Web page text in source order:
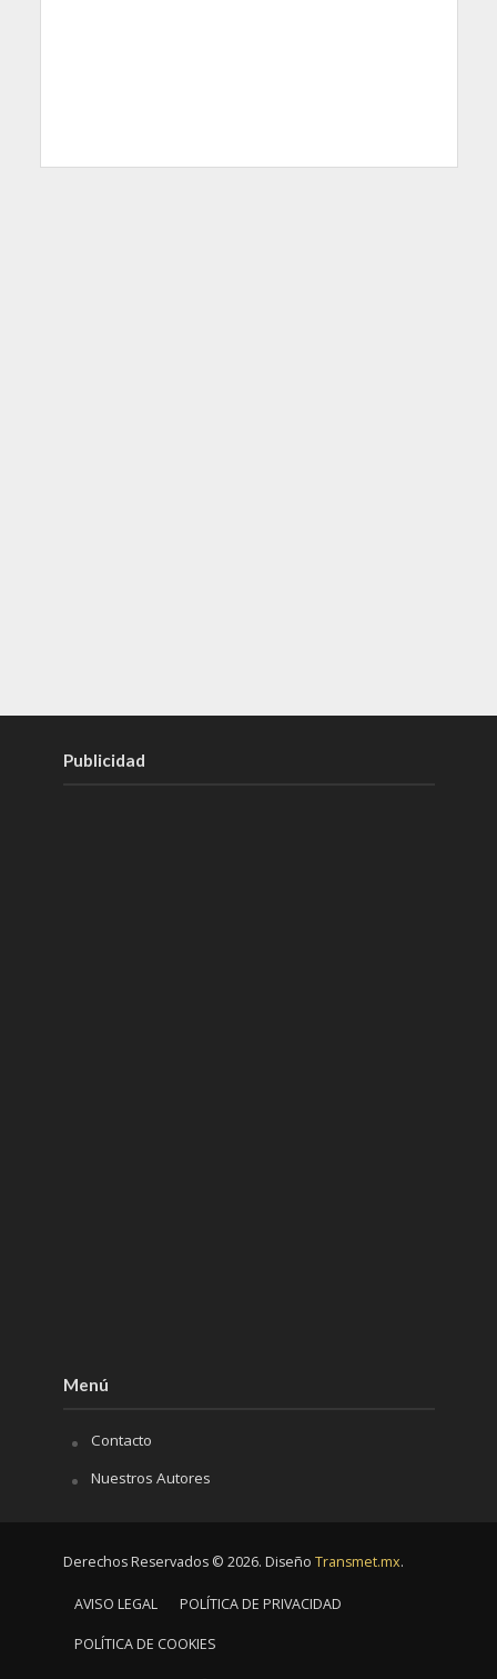
Publicidad
Menú
Contacto
Nuestros Autores
Derechos Reservados © 2026. Diseño Transmet.mx.
AVISO LEGAL POLÍTICA DE PRIVACIDAD
POLÍTICA DE COOKIES